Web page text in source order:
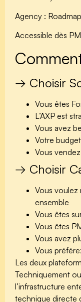
Agency :
Accessible dès
→ Choisir
Vous êtes
L’AXP est
Vous avez
Votre
Vous
→ Choisir
Vous
ensemble
Vous êtes
Vous êtes
Vous avez
Vous
Les deux
Techniquement
l’infrastructure
technique directe